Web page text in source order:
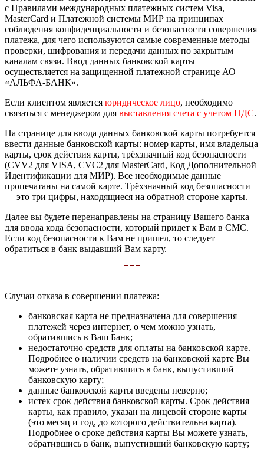
с Правилами международных платежных систем Visa,
MasterCard и Платежной системы МИР на принципах
соблюдения конфиденциальности и безопасности совершения
платежа, для чего используются самые современные методы
проверки, шифрования и передачи данных по закрытым
каналам связи. Ввод данных банковской карты
осуществляется на защищенной платежной странице АО
«АЛЬФА-БАНК».
Если клиентом является юридическое лицо, необходимо
связаться с менеджером для выставления счета с учетом НДС.
На странице для ввода данных банковской карты потребуется
ввести данные банковской карты: номер карты, имя владельца
карты, срок действия карты, трёхзначный код безопасности
(CVV2 для VISA, CVC2 для MasterCard, Код Дополнительной
Идентификации для МИР). Все необходимые данные
пропечатаны на самой карте. Трёхзначный код безопасности
— это три цифры, находящиеся на обратной стороне карты.
Далее вы будете перенаправлены на страницу Вашего банка
для ввода кода безопасности, который придет к Вам в СМС.
Если код безопасности к Вам не пришел, то следует
обратиться в банк выдавший Вам карту.
Случаи отказа в совершении платежа:
банковская карта не предназначена для совершения
платежей через интернет, о чем можно узнать,
обратившись в Ваш Банк;
недостаточно средств для оплаты на банковской карте.
Подробнее о наличии средств на банковской карте Вы
можете узнать, обратившись в банк, выпустивший
банковскую карту;
данные банковской карты введены неверно;
истек срок действия банковской карты. Срок действия
карты, как правило, указан на лицевой стороне карты
(это месяц и год, до которого действительна карта).
Подробнее о сроке действия карты Вы можете узнать,
обратившись в банк, выпустивший банковскую карту;